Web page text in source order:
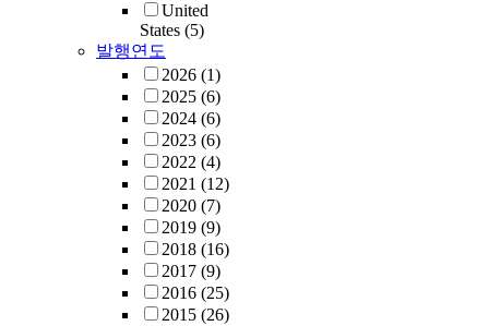
United
States (5)
발행연도
2026 (1)
2025 (6)
2024 (6)
2023 (6)
2022 (4)
2021 (12)
2020 (7)
2019 (9)
2018 (16)
2017 (9)
2016 (25)
2015 (26)